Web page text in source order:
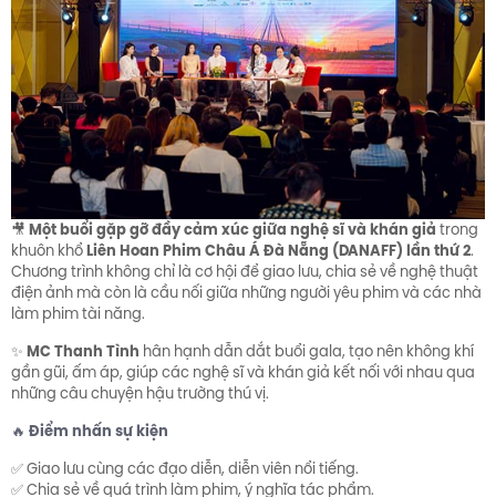
🎥 Một buổi gặp gỡ đầy cảm xúc giữa nghệ sĩ và khán giả trong
khuôn khổLiên Hoan Phim Châu Á Đà Nẵng (DANAFF) lần thứ 2.
Chương trình không chỉ là cơ hội để giao lưu, chia sẻ về nghệ thuật
điện ảnh mà còn là cầu nối giữa những người yêu phim và các nhà
làm phim tài năng.
✨ MC Thanh Tình hân hạnh dẫn dắt buổi gala, tạo nên không khí
gần gũi, ấm áp, giúp các nghệ sĩ và khán giả kết nối với nhau qua
những câu chuyện hậu trường thú vị.
🔥 Điểm nhấn sự kiện
✅ Giao lưu cùng các đạo diễn, diễn viên nổi tiếng.
✅ Chia sẻ về quá trình làm phim, ý nghĩa tác phẩm.